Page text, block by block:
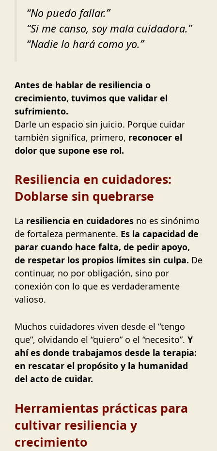
“No puedo fallar.”
“Si me canso, soy mala cuidadora.”
“Nadie lo hará como yo.”
Antes de hablar de resiliencia o
crecimiento, tuvimos que validar el
sufrimiento.
Darle un espacio sin juicio. Porque cuidar
también significa, primero, reconocer el
dolor que supone ese rol.
Resiliencia en cuidadores:
Doblarse sin quebrarse
La resiliencia en cuidadores no es sinónimo
de fortaleza permanente. Es la capacidad de
parar cuando hace falta, de pedir apoyo,
de respetar los propios límites sin culpa. De
continuar, no por obligación, sino por
conexión con lo que es verdaderamente
valioso.
Muchos cuidadores viven desde el “tengo
que”, olvidando el “quiero” o el “necesito”. Y
ahí es donde trabajamos desde la terapia:
en rescatar el propósito y la humanidad
del acto de cuidar.
Herramientas prácticas para
cultivar resiliencia y
crecimiento